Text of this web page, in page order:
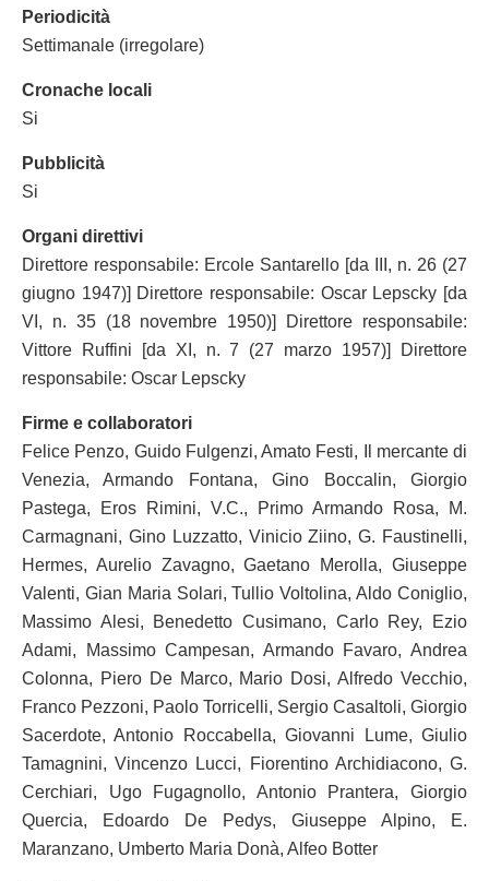
Periodicità
Settimanale (irregolare)
Cronache locali
Si
Pubblicità
Si
Organi direttivi
Direttore responsabile: Ercole Santarello [da III, n. 26 (27
giugno 1947)] Direttore responsabile: Oscar Lepscky [da
VI, n. 35 (18 novembre 1950)] Direttore responsabile:
Vittore Ruffini [da XI, n. 7 (27 marzo 1957)] Direttore
responsabile: Oscar Lepscky
Firme e collaboratori
Felice Penzo, Guido Fulgenzi, Amato Festi, Il mercante di
Venezia, Armando Fontana, Gino Boccalin, Giorgio
Pastega, Eros Rimini, V.C., Primo Armando Rosa, M.
Carmagnani, Gino Luzzatto, Vinicio Ziino, G. Faustinelli,
Hermes, Aurelio Zavagno, Gaetano Merolla, Giuseppe
Valenti, Gian Maria Solari, Tullio Voltolina, Aldo Coniglio,
Massimo Alesi, Benedetto Cusimano, Carlo Rey, Ezio
Adami, Massimo Campesan, Armando Favaro, Andrea
Colonna, Piero De Marco, Mario Dosi, Alfredo Vecchio,
Franco Pezzoni, Paolo Torricelli, Sergio Casaltoli, Giorgio
Sacerdote, Antonio Roccabella, Giovanni Lume, Giulio
Tamagnini, Vincenzo Lucci, Fiorentino Archidiacono, G.
Cerchiari, Ugo Fugagnollo, Antonio Prantera, Giorgio
Quercia, Edoardo De Pedys, Giuseppe Alpino, E.
Maranzano, Umberto Maria Donà, Alfeo Botter